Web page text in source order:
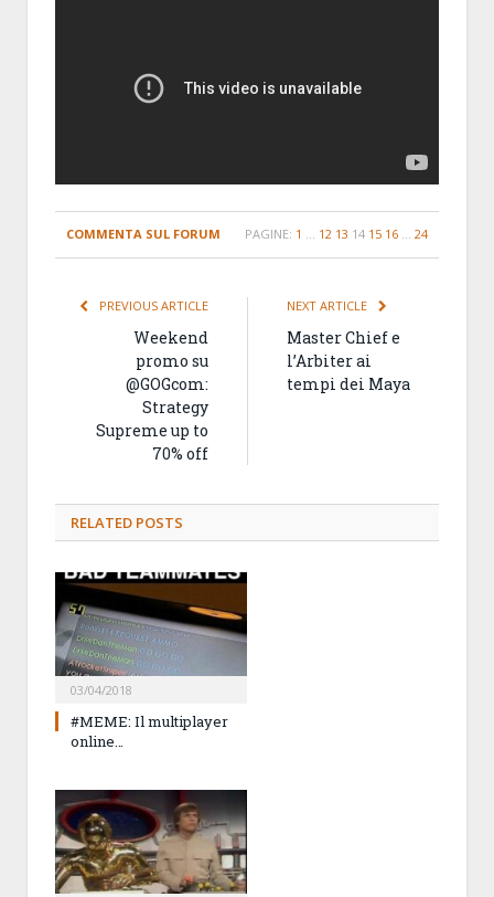
COMMENTA SUL FORUM PAGINE: 1 12 13 14 15 16 24
PREVIOUS ARTICLE
Weekend
promo su
@GOGcom:
Strategy
Supreme up to
70% off
NEXT ARTICLE
Master Chief e
l’Arbiter ai
tempi dei Maya
RELATED POSTS
03/04/2018
#MEME: Il multiplayer
online…